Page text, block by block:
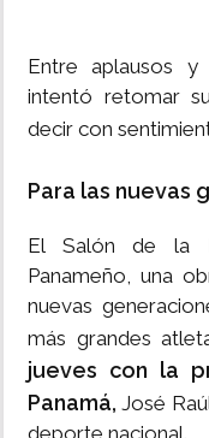
Entre aplausos
intentó retomar
decir con
Para las nuevas
El Salón de la
Panameño, una
nuevas
más grandes
jueves con la
Panamá, José